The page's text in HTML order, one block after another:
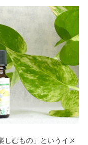
しむもの」というイメ